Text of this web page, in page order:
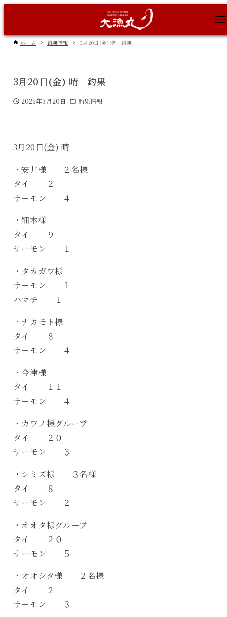
ホーム 釣果情報 3月20日(金) 晴 釣果
3月20日(金) 晴 釣果
2026年3月20日 釣果情報
3月20日(金) 晴
・安井様 ２名様
タイ ２
サーモン ４
・細本様
タイ ９
サーモン １
・タカガワ様
サーモン １
ハマチ １
・ナカモト様
タイ ８
サーモン ４
・今津様
タイ １１
サーモン ４
・カワノ様グループ
タイ ２０
サーモン ３
・シミズ様 ３名様
タイ ８
サーモン ２
・オオタ様グループ
タイ ２０
サーモン ５
・オオシタ様 ２名様
タイ ２
サーモン ３